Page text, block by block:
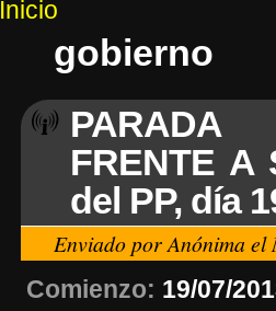
Inicio
gobierno
PARADA
FRENTE A
del PP, día
Enviado por Anónima
Comienzo: 19/07/